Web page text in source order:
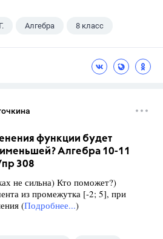
Алгебра 8 класс
функции будет
Алгебра 10-11
308
не сильна) Кто поможет?)
из промежутка [-2; 5], при
(Подробнее...)